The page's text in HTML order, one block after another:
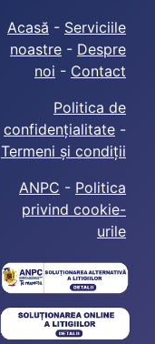
Acasă - Serviciile
noastre - Despre
noi - Contact
Politica de
confidențialitate -
Termeni și condiții
ANPC - Politica
privind cookie-
urile